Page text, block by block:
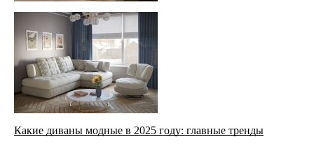
Какие диваны модные в 2025 году: главные тренды